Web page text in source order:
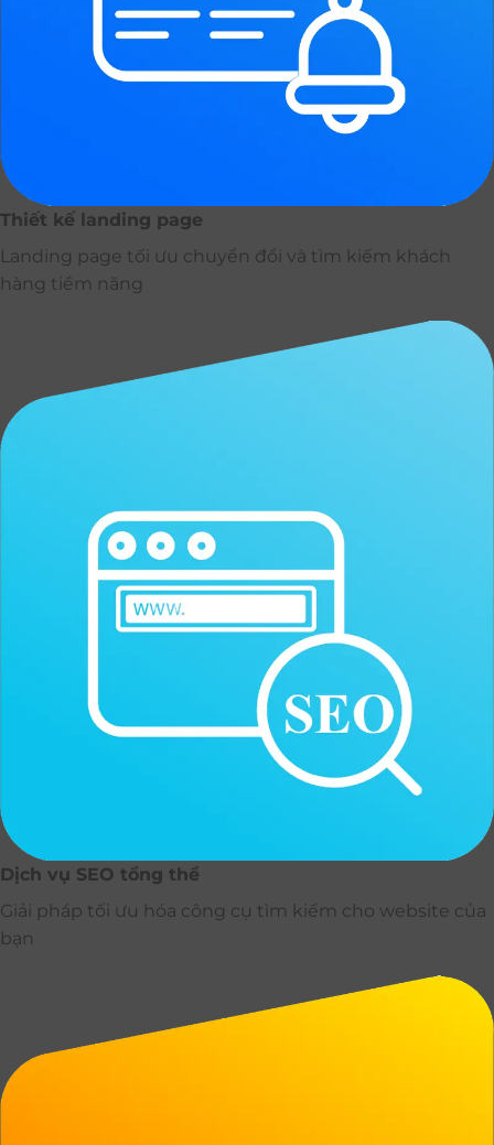
Thiết kế landing page
Landing page tối ưu chuyển đổi và tìm kiếm khách
hàng tiềm năng
Dịch vụ SEO tổng thể
Giải pháp tối ưu hóa công cụ tìm kiếm cho website của
bạn